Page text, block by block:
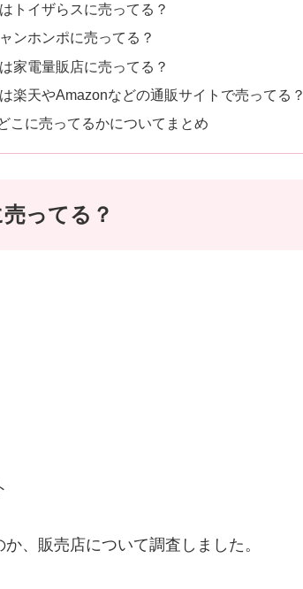
トイザらスに売ってる？
ンホンポに売ってる？
家電量販店に売ってる？
楽天やAmazonなどの通販サイトで売ってる？
こに売ってるかについてまとめ
ってる？
、販売店について調査しました。